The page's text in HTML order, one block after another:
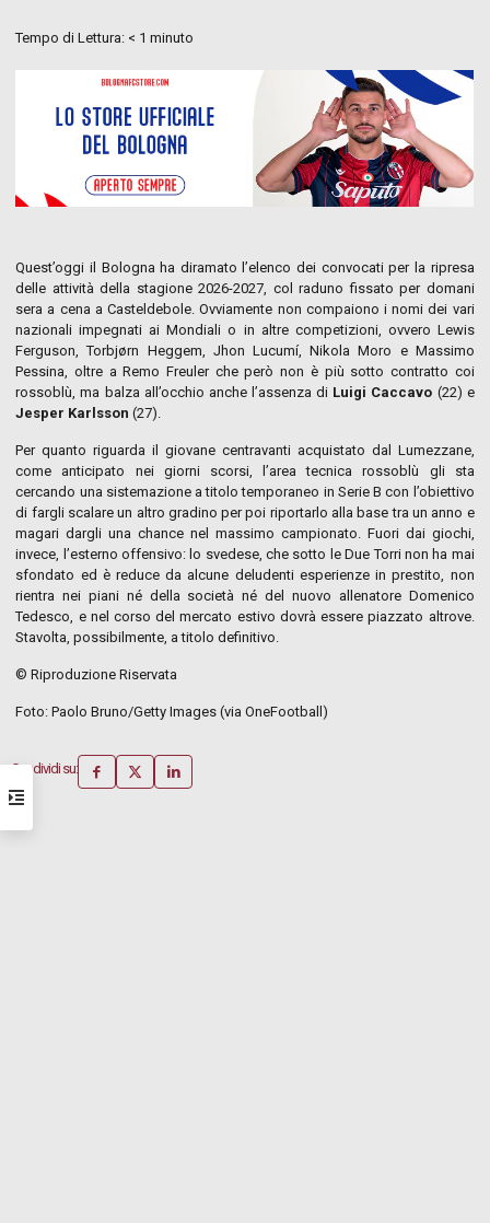
Tempo di Lettura: < 1 minuto
Quest’oggi il Bologna ha diramato l’elenco dei convocati per la ripresa
delle attività della stagione 2026-2027, col raduno fissato per domani
sera a cena a Casteldebole. Ovviamente non compaiono i nomi dei vari
nazionali impegnati ai Mondiali o in altre competizioni, ovvero Lewis
Ferguson, Torbjørn Heggem, Jhon Lucumí, Nikola Moro e Massimo
Pessina, oltre a Remo Freuler che però non è più sotto contratto coi
rossoblù, ma balza all’occhio anche l’assenza di Luigi Caccavo (22) e
Jesper Karlsson (27).
Per quanto riguarda il giovane centravanti acquistato dal Lumezzane,
come anticipato nei giorni scorsi, l’area tecnica rossoblù gli sta
cercando una sistemazione a titolo temporaneo in Serie B con l’obiettivo
di fargli scalare un altro gradino per poi riportarlo alla base tra un anno e
magari dargli una chance nel massimo campionato. Fuori dai giochi,
invece, l’esterno offensivo: lo svedese, che sotto le Due Torri non ha mai
sfondato ed è reduce da alcune deludenti esperienze in prestito, non
rientra nei piani né della società né del nuovo allenatore Domenico
Tedesco, e nel corso del mercato estivo dovrà essere piazzato altrove.
Stavolta, possibilmente, a titolo definitivo.
© Riproduzione Riservata
Foto: Paolo Bruno/Getty Images (via OneFootball)
Condividi su: